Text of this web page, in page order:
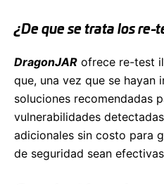
¿De que se trata los re-
DragonJAR ofrece re-test
que, una vez que se hayan
soluciones recomendadas
vulnerabilidades
adicionales sin costo para
de seguridad sean